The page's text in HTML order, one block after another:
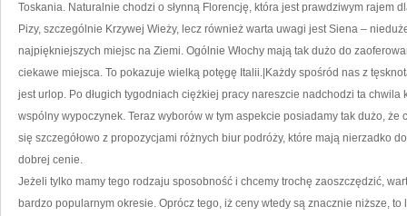
Toskania. Naturalnie chodzi o słynną Florencję, która jest prawdziwym rajem
Pizy, szczególnie Krzywej Wieży, lecz również warta uwagi jest Siena –
najpiękniejszych miejsc na Ziemi. Ogólnie Włochy mają tak dużo do
ciekawe miejsca. To pokazuje wielką potęgę Italii.|Każdy spośród nas z
jest urlop. Po długich tygodniach ciężkiej pracy nareszcie nadchodzi ta
wspólny wypoczynek. Teraz wyborów w tym aspekcie posiadamy tak dużo,
się szczegółowo z propozycjami różnych biur podróży, które mają nierzadko
dobrej cenie.
Jeżeli tylko mamy tego rodzaju sposobność i chcemy trochę zaoszczędzić,
bardzo popularnym okresie. Oprócz tego, iż ceny wtedy są znacznie niższe,